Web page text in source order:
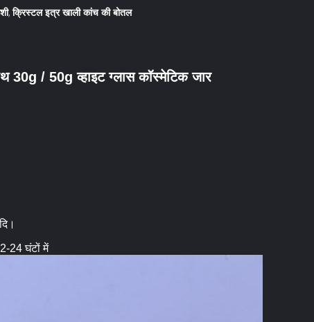
,क्रिस्टल इत्र खाली कांच की बोतल
/ 50g व्हाइट ग्लास कॉस्मेटिक जार
24 घंटों में